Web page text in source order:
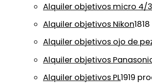
Alquiler objetivos micro 4/3
Alquiler objetivos Nikon18
Alquiler objetivos ojo de
Alquiler objetivos
Alquiler objetivos PL1919